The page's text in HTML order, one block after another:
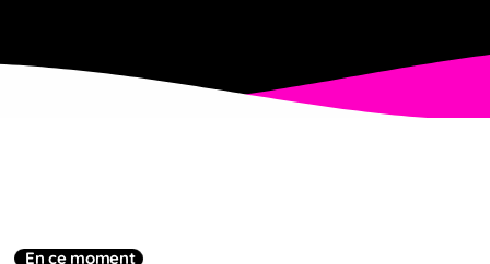
En ce moment